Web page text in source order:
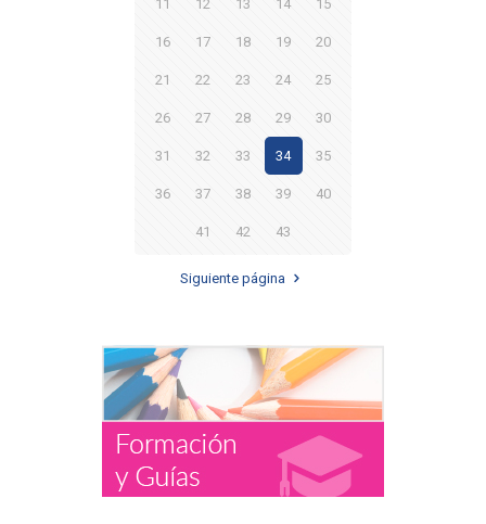
11 12 13 14 15
16 17 18 19 20
21 22 23 24 25
26 27 28 29 30
31 32 33 34 35
36 37 38 39 40
41 42 43
Siguiente página